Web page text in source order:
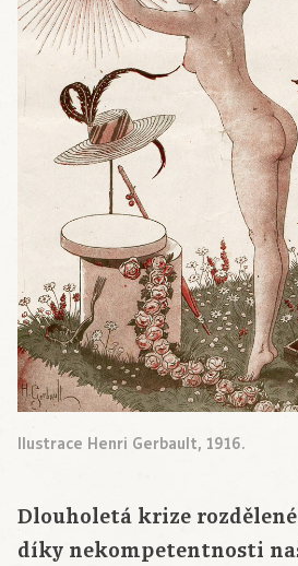
Ilustrace Henri Gerbault, 1916.
Dlouholetá krize
díky nekompetentnosti